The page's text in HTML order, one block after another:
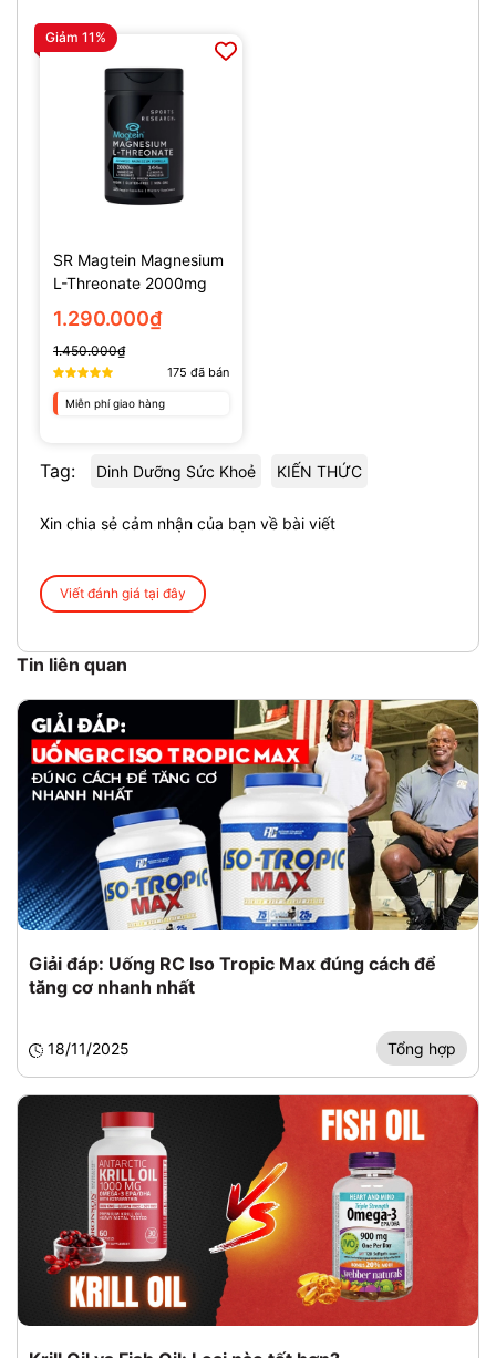
Giảm 11%
SR Magtein Magnesium
L-Threonate 2000mg
(135 Viên)
1.290.000₫
1.450.000₫
175 đã bán
Miễn phí giao hàng
Tag: Dinh Dưỡng Sức Khoẻ KIẾN THỨC
Xin chia sẻ cảm nhận của bạn về bài viết
Viết đánh giá tại đây
Tin liên quan
Giải đáp: Uống RC Iso Tropic Max đúng cách để
tăng cơ nhanh nhất
18/11/2025 Tổng hợp